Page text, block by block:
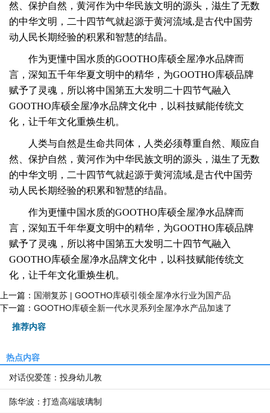
然、保护自然，黄河作为中华民族文明的源头，滋生了无数
的中华文明， 二十四节气就起源于黄河流域,是古代中国劳
动人民长期经验的积累和智慧的结晶。
作为更懂中国水质的GOOTHO库硕全屋净水品牌而
言，深知五千年华夏文明中的精华，为GOOTHO库硕品牌
赋予了灵魂，所以将中国第五大发明二十四节气融入
GOOTHO库硕全屋净水品牌文化中，以科技赋能传统文
化，让千年文化重焕生机。
人类与自然是生命共同体，人类必须尊重自然、顺应自
然、保护自然，黄河作为中华民族文明的源头，滋生了无数
的中华文明， 二十四节气就起源于黄河流域,是古代中国劳
动人民长期经验的积累和智慧的结晶。
作为更懂中国水质的GOOTHO库硕全屋净水品牌而
言，深知五千年华夏文明中的精华，为GOOTHO库硕品牌
赋予了灵魂，所以将中国第五大发明二十四节气融入
GOOTHO库硕全屋净水品牌文化中，以科技赋能传统文
化，让千年文化重焕生机。
上一篇： 国潮复苏 | GOOTHO库硕引领全屋净水行业为国产品
下一篇： GOOTHO库硕全新一代水灵系列全屋净水产品加速了
推荐内容
热点内容
对话倪爱莲：投身幼儿教
陈华波：打造高端玻璃制